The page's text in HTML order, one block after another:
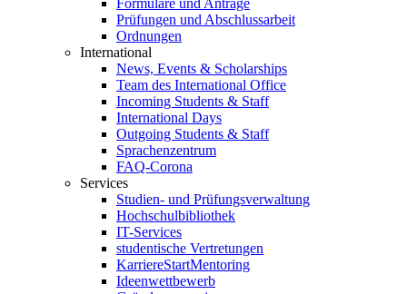
Formulare und Anträge
Prüfungen und Abschlussarbeit
Ordnungen
International
News, Events & Scholarships
Team des International Office
Incoming Students & Staff
International Days
Outgoing Students & Staff
Sprachenzentrum
FAQ-Corona
Services
Studien- und Prüfungsverwaltung
Hochschulbibliothek
IT-Services
studentische Vertretungen
KarriereStartMentoring
Ideenwettbewerb